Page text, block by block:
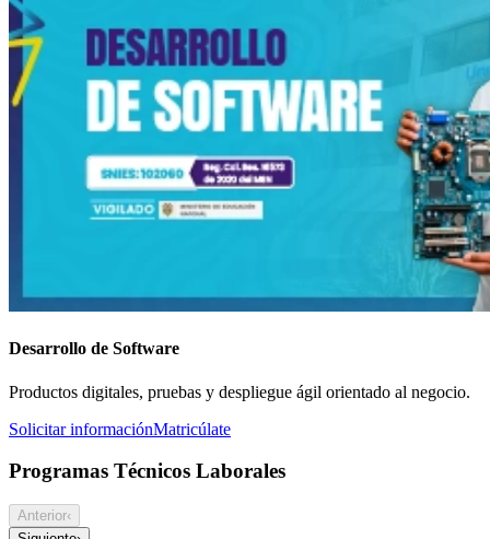
Desarrollo de Software
Productos digitales, pruebas y despliegue ágil orientado al negocio.
Solicitar informaciónMatricúlate
Programas Técnicos Laborales
Anterior‹